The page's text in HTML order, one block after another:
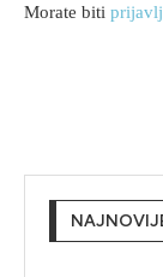
Morate biti